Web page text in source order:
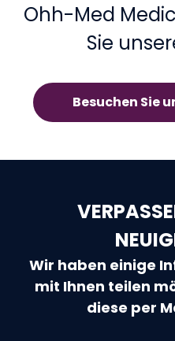
Ohh-Med
Sie
Besuchen Sie
Wir haben einige
mit Ihnen teilen
diese per